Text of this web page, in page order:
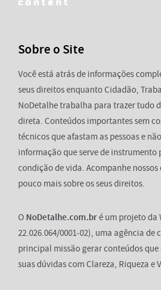
Sobre o Site
Você está atrás de informações
seus direitos enquanto Cidadão,
NoDetalhe trabalha para trazer tudo
direta. Conteúdos importantes sem
técnicos que afastam as pessoas e
informação que serve de instrumento
condição de vida. Acompanhe
pouco mais sobre os seus direitos.
O NoDetalhe.com.bré um projeto da
22.026.064/0001-02), uma agência
principal missão gerar conteúdos
suas dúvidas com Clareza, Riqueza e